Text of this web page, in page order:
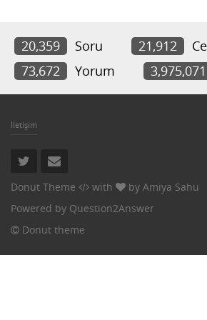
20,359 Soru 21,912
73,672
Yorum 3,975,071
İletişim
Donut Theme with by Amiya Sahu
Powered by Question2Answer
Donut theme